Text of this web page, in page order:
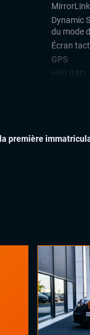
Dynamic
du mode
Écran
GPS
HIFI B&O
Accoudoir
première